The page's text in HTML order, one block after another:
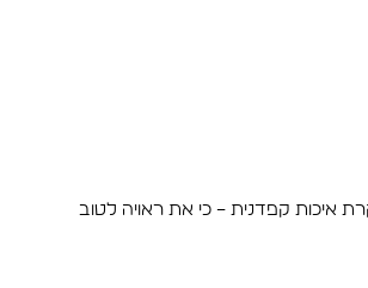
איכות קפדנית – כי את ראויה לטוב